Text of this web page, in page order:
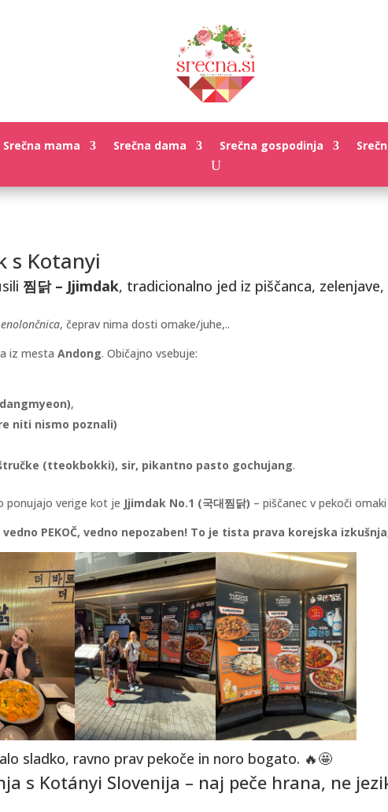
Srečna mama Srečna dama Srečna gospodinja
s Kotanyi
찜닭 – Jjimdak, tradicionalno jed iz piščanca,
, čeprav nima dosti omake/juhe,..
iz mestaAndong. Običajno vsebuje:
,
niti nismo poznali)
(tteokbokki), sir, pikantno pasto gochujang.
ponujajo verige kot je Jjimdak No.1 (국대찜닭) – piščanec v pekoči
PEKOČ, vedno nepozaben! To je tista prava korejska
sladko, ravno prav pekoče in noro bogato. 🔥🤩
s Kotányi Slovenija – naj peče hrana, ne